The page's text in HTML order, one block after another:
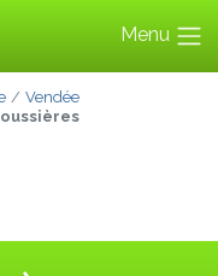
Menu
Vendée